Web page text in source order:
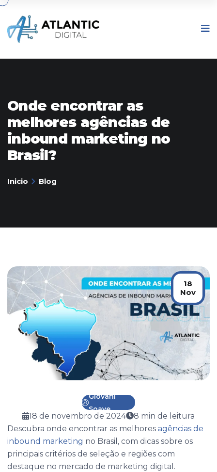
Onde encontrar as
melhores agências de
inbound marketing no
Brasil?
Inicio Blog
18
Nov
Giovani
Soave
18 de novembro de 2024 8 min de leitura
Descubra onde encontrar as melhores agências de
inbound marketing no Brasil, com dicas sobre os
principais critérios de seleção e regiões com
destaque no mercado de marketing digital.